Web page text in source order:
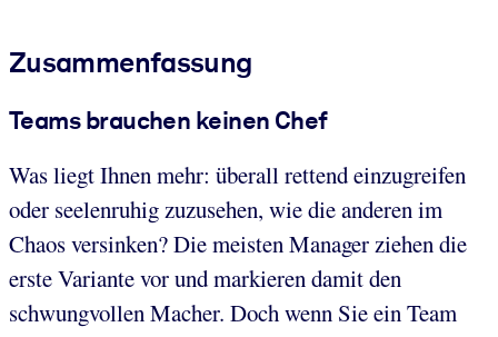
Zusammenfassung
Teams brauchen keinen Chef
Was liegt Ihnen mehr: überall rettend einzugreifen
oder seelenruhig zuzusehen, wie die anderen im
Chaos versinken? Die meisten Manager ziehen die
erste Variante vor und markieren damit den
schwungvollen Macher. Doch wenn Sie ein Team